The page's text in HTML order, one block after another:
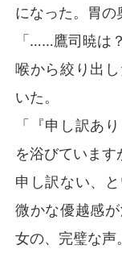
になった。胃の
「……鷹司暁は？
喉から絞り出
いた。
「『申し訳あ
を浴びていま
申し訳ない、
微かな優越感
女の、完璧な声。